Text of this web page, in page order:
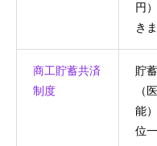
円
き
商工貯蓄共済
制度
貯
（
能
位